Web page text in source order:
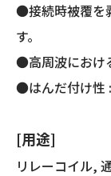
●接続時被覆を
す。
●高周波におけ
●はんだ付け性
[用途]
リレーコイル,